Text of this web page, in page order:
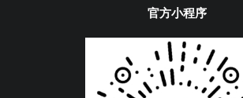
官方小程序